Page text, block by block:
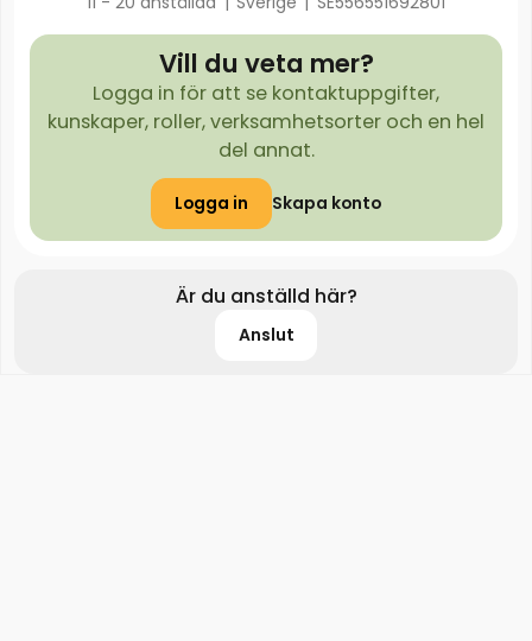
Vill du veta mer?
Logga in för att se kontaktuppgifter,
kunskaper, roller, verksamhetsorter och en hel
del annat.
Logga in Skapa konto
Är du anställd här?
Anslut